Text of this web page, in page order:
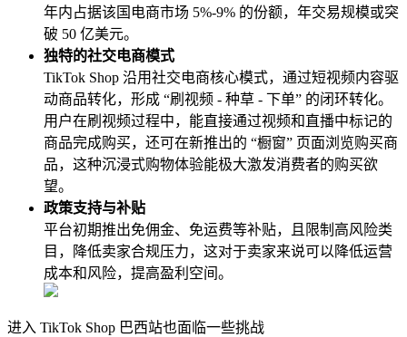
年内占据该国电商市场 5%-9% 的份额，年交易规模或突
破 50 亿美元。
独特的社交电商模式
TikTok Shop 沿用社交电商核心模式，通过短视频内容驱
动商品转化，形成 “刷视频 - 种草 - 下单” 的闭环转化。
用户在刷视频过程中，能直接通过视频和直播中标记的
商品完成购买，还可在新推出的 “橱窗” 页面浏览购买商
品，这种沉浸式购物体验能极大激发消费者的购买欲
望。
政策支持与补贴
平台初期推出免佣金、免运费等补贴，且限制高风险类
目，降低卖家合规压力，这对于卖家来说可以降低运营
成本和风险，提高盈利空间。
进入 TikTok Shop 巴西站也面临一些挑战